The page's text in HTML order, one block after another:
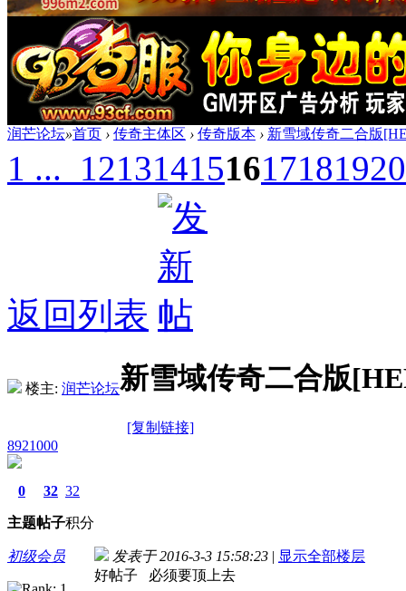
润芒论坛»首页 › 传奇主体区 › 传奇版本 › 新雪域传奇二合版
1 ... 121314151617181920
返回列表
楼主: 润芒论坛新雪域传奇二合版
[复制链接]
8921000
0
主题
32
帖子
32
积分
初级会员 发表于 2016-3-3 15:58:23 | 显示全部楼层
好帖子 必须要顶上去